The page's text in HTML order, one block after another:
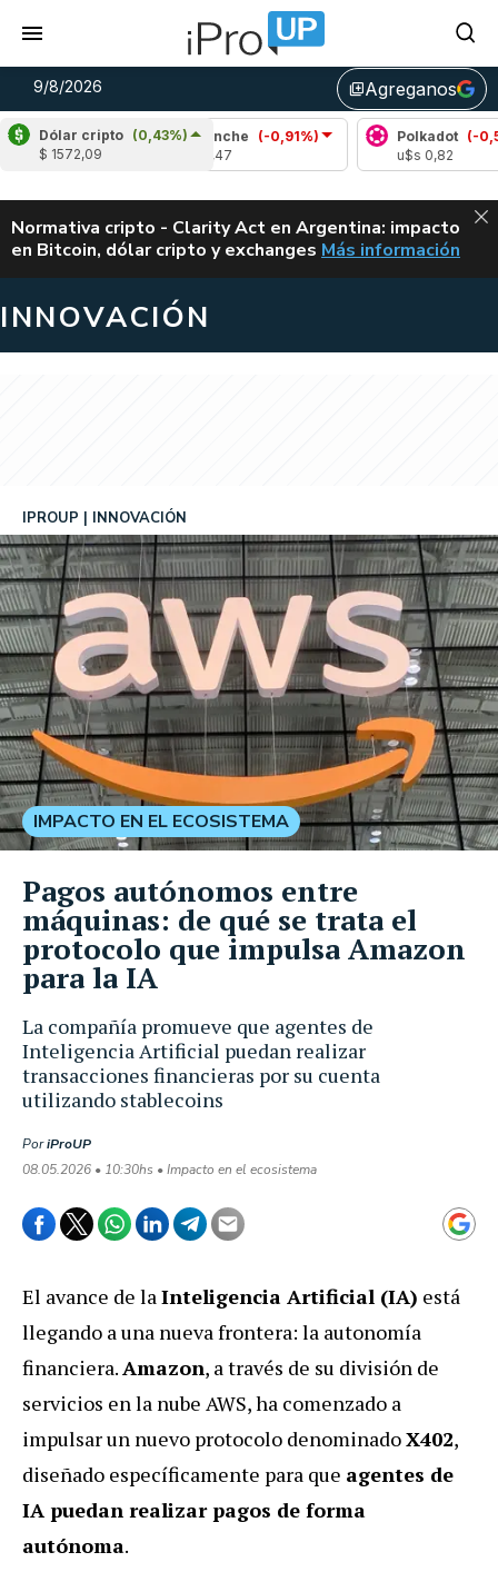
9/8/2026 library_addAgreganos
Dólar cripto (0,43%)
$ 1572,09
Avalanche (-0,91%)
Polkadot
(-0,53%)
u$s 0,82
ALERTA
Normativa cripto - Clarity Act en Argentina: impacto
en Bitcoin, dólar cripto y exchanges CLARITY ACT EN
Más información
INNOVACIÓN
La compañía promueve que agentes de
Inteligencia Artificial puedan realizar
transacciones financieras por su cuenta
utilizando stablecoins
IPROUP INNOVACIÓN
PoriProUP
08.05.2026 • 10:30hs • Impacto en el ecosistema
IMPACTO EN EL ECOSISTEMA
Pagos autónomos entre
máquinas: de qué se trata el
protocolo que impulsa Amazon
para la IA
El avance de laInteligencia Artificial (IA) está
llegando a una nueva frontera: la autonomía
financiera.Amazon, a través de su división de
servicios en la nube AWS, ha comenzado a
impulsar un nuevo protocolo denominadoX402,
diseñado específicamente para que agentes de
IA puedan realizar pagos de forma
autónoma.